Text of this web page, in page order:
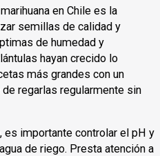
en Chile es la
semillas de calidad y
de humedad y
hayan crecido lo
más grandes con un
regarlas regularmente sin
es importante controlar el pH y
de riego. Presta atención a